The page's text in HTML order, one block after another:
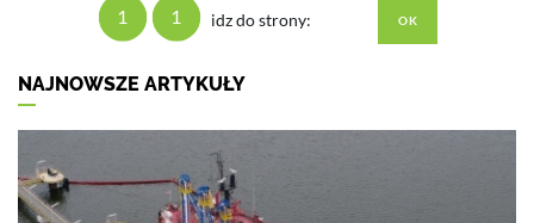
1 1 idz do strony:
NAJNOWSZE ARTYKUŁY